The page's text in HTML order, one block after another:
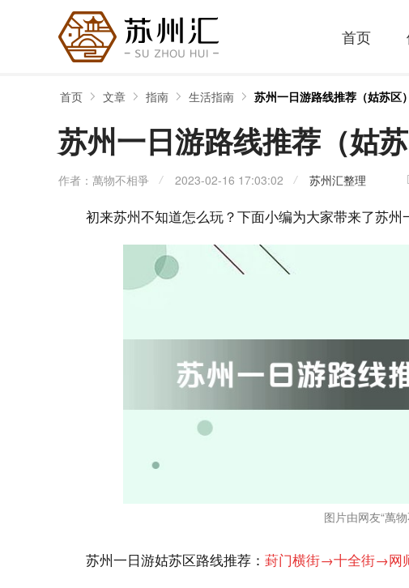
首页
首页 文章 指南 生活指南 苏州一日游路线推荐（姑苏区）
苏州一日游路线推荐（姑苏
作者：萬物不相爭 2023-02-16 17:03:02 苏州汇整理
初来苏州不知道怎么玩？下面小编为大家带来了苏州
图片由网友“萬
苏州一日游姑苏区路线推荐： 葑门横街→十全街→网